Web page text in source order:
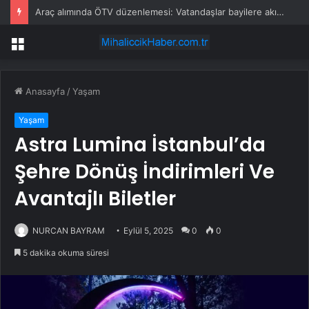
Araç alımında ÖTV düzenlemesi: Vatandaşlar bayilere akın etti
Menü
Anasayfa /Yaşam
Yaşam
Astra Lumina İstanbul’da
Şehre Dönüş İndirimleri Ve
Avantajlı Biletler
NURCAN BAYRAM Eylül 5, 2025 0 0
5 dakika okuma süresi